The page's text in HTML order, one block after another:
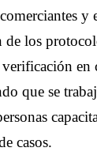
y
de los
en
que se
casos.